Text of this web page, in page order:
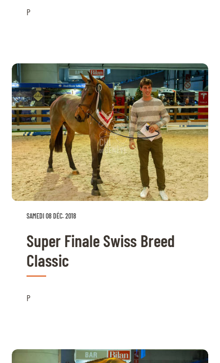
P
SAMEDI 08 DÉC. 2018
Super Finale Swiss Breed
Classic
P